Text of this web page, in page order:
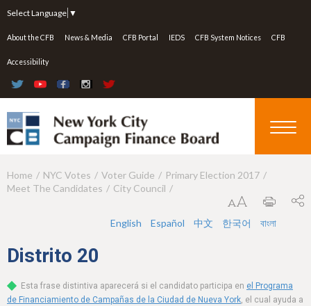
Select Language ▼
About the CFB News & Media CFB Portal IEDS CFB System Notices CFB
Accessibility
Y
a
e
Home NYC Votes Voter Guide
Primary Election 2017
Meet The Candidates
City Council
English Español 中文 한국어 বাংলা
Distrito 20
Esta frase distintiva aparecerá si el candidato participa en el Programa
de Financiamiento de Campañas de la Ciudad de Nueva York, el cual ayuda a